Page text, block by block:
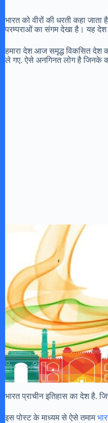
भारत को वीरों की धरती कहा
परम्‍पराओं का संगम देखा है। यह देश
हमारा देश आज समृद्ध विकसित देश
ले गए. ऐसे अनगिनत लोग है जिनके
भारत प्राचीन इतिहास का देश है.
इस पोस्ट के माध्यम से ऐसे तमाम